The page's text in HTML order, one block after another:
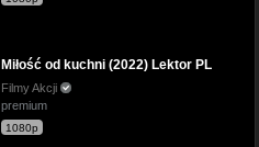
Miłość od kuchni (2022) Lektor PL
Filmy Akcji
premium
1080p